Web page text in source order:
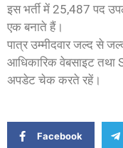
इस भर्ती में 25,487 पद
एक बनाते हैं।
पात्र उम्मीदवार जल्द से
आधिकारिक वेबसाइट
अपडेट चेक करते रहें।
Facebook